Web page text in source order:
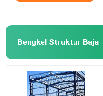
Bengkel Struktur Baja